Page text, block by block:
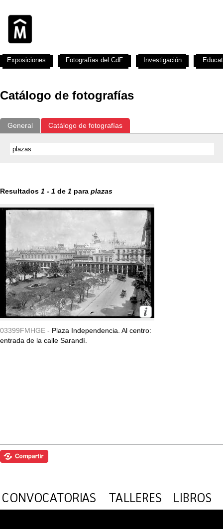
Catálogo de fotografías
General Catálogo de fotografías
Resultados 1 - 1 de 1 para plazas
03399FMHGE - Plaza Independencia. Al centro:
entrada de la calle Sarandí.
Exposiciones Fotografías del CdF Investigación